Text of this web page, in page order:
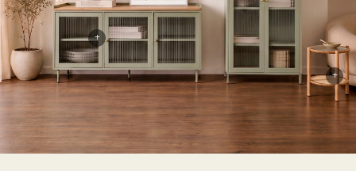
+
+